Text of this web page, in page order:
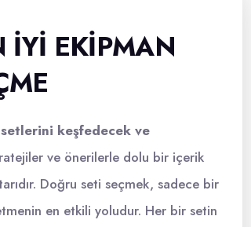
İYI EKIPMAN
keşfedecek ve
ve önerilerle dolu bir içerik
Doğru seti seçmek, sadece bir
en etkili yoludur. Her bir setin